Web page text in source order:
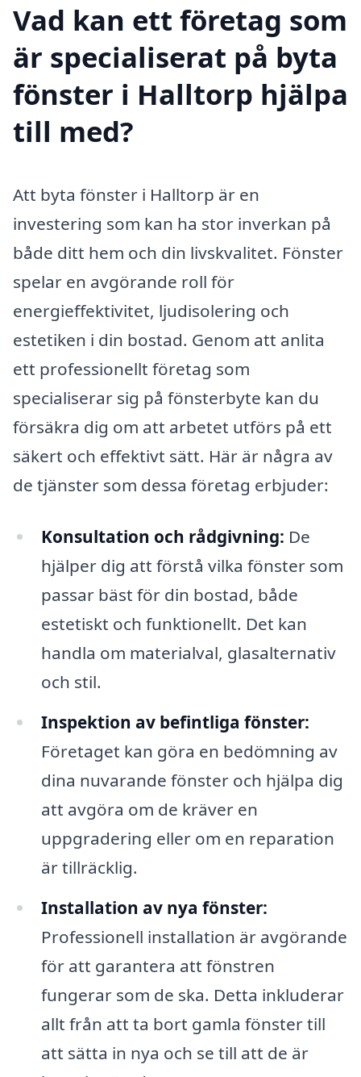
Vad kan ett företag som
är specialiserat på byta
fönster i Halltorp hjälpa
till med?
Att byta fönster i Halltorp är en
investering som kan ha stor inverkan på
både ditt hem och din livskvalitet. Fönster
spelar en avgörande roll för
energieffektivitet, ljudisolering och
estetiken i din bostad. Genom att anlita
ett professionellt företag som
specialiserar sig på fönsterbyte kan du
försäkra dig om att arbetet utförs på ett
säkert och effektivt sätt. Här är några av
de tjänster som dessa företag erbjuder:
Konsultation och rådgivning: De
hjälper dig att förstå vilka fönster som
passar bäst för din bostad, både
estetiskt och funktionellt. Det kan
handla om materialval, glasalternativ
och stil.
Inspektion av befintliga fönster:
Företaget kan göra en bedömning av
dina nuvarande fönster och hjälpa dig
att avgöra om de kräver en
uppgradering eller om en reparation
är tillräcklig.
Installation av nya fönster:
Professionell installation är avgörande
för att garantera att fönstren
fungerar som de ska. Detta inkluderar
allt från att ta bort gamla fönster till
att sätta in nya och se till att de är